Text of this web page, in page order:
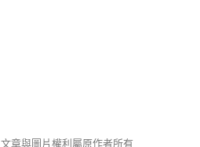
文章與圖片權利屬原作者所有